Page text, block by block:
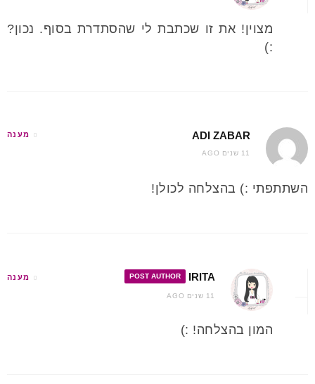
מצוין! את זו שכתבת לי שהסתדרת בסוף. נכון?
:)
ADI ZABAR
11 שנים AGO
מענה
השתתפתי :) בהצלחה לכולן!
IRITA
POST AUTHOR
11 שנים AGO
מענה
המון בהצלחה! :)